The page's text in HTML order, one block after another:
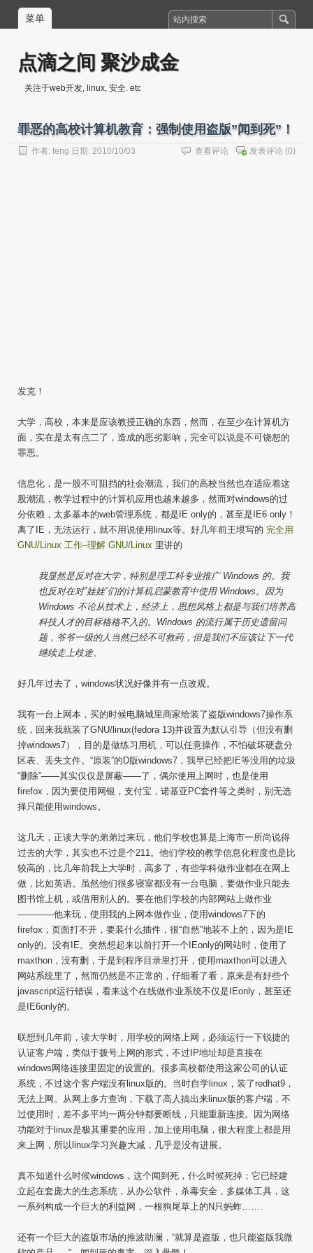
菜单
点滴之间 聚沙成金
关注于web开发, linux, 安全. etc
罪恶的高校计算机教育：强制使用盗版”闻到死”！
作者: feng 日期: 2010/10/03 发表评论 (0)
查看评论
发克！
大学，高校，本来是应该教授正确的东西，然而，在至少在计算机方
面，实在是太有点二了，造成的恶劣影响，完全可以说是不可饶恕的
罪恶。
信息化，是一股不可阻挡的社会潮流，我们的高校当然也在适应着这
股潮流，教学过程中的计算机应用也越来越多，然而对windows的过
分依赖，太多基本的web管理系统，都是IE only的，甚至是IE6 only！
离了IE，无法运行，就不用说使用linux等。好几年前王垠写的 完全用
GNU/Linux 工作–理解 GNU/Linux 里讲的
我显然是反对在大学，特别是理工科专业推广 Windows 的。我
也反对在对”娃娃”们的计算机启蒙教育中使用 Windows。因为
Windows 不论从技术上，经济上，思想风格上都是与我们培养高
科技人才的目标格格不入的。Windows 的流行属于历史遗留问
题，爷爷一级的人当然已经不可救药，但是我们不应该让下一代
继续走上歧途。
好几年过去了，windows状况好像并有一点改观。
我有一台上网本，买的时候电脑城里商家给装了盗版windows7操作系
统，回来我就装了GNU/linux(fedora 13)并设置为默认引导（但没有删
掉windows7），目的是做练习用机，可以任意操作，不怕破坏硬盘分
区表、丢失文件。“原装”的D版windows7，我早已经把IE等没用的垃圾
“删除”——其实仅仅是屏蔽——了，偶尔使用上网时，也是使用
firefox，因为要使用网银，支付宝，诺基亚PC套件等之类时，别无选
择只能使用windows。
这几天，正读大学的弟弟过来玩，他们学校也算是上海市一所尚说得
过去的大学，其实也不过是个211。他们学校的教学信息化程度也是比
较高的，比几年前我上大学时，高多了，有些学科做作业都在在网上
做，比如英语。虽然他们很多寝室都没有一台电脑，要做作业只能去
图书馆上机，或借用别人的。要在他们学校的内部网站上做作业
————他来玩，使用我的上网本做作业，使用windows7下的
firefox，页面打不开，要装什么插件，很“自然”地装不上的，因为是IE
only的。没有IE。突然想起来以前打开一个IEonly的网站时，使用了
maxthon，没有删，于是到程序目录里打开，使用maxthon可以进入
网站系统里了，然而仍然是不正常的，仔细看了看，原来是有好些个
javascript运行错误，看来这个在线做作业系统不仅是IEonly，甚至还
是IE6only的。
联想到几年前，读大学时，用学校的网络上网，必须运行一下锐捷的
认证客户端，类似于拨号上网的形式，不过IP地址却是直接在
windows网络连接里固定的设置的。很多高校都使用这家公司的认证
系统，不过这个客户端没有linux版的。当时自学linux，装了redhat9，
无法上网。从网上多方查询，下载了高人搞出来linux版的客户端，不
过使用时，差不多平均一两分钟都要断线，只能重新连接。因为网络
功能对于linux是极其重要的应用，加上使用电脑，很大程度上都是用
来上网，所以linux学习兴趣大减，几乎是没有进展。
真不知道什么时候windows，这个闻到死，什么时候死掉；它已经建
立起在套庞大的生态系统，从办公软件，杀毒安全，多媒体工具，这
一系列构成一个巨大的利益网，一根狗尾草上的N只蚂蚱…….
还有一个巨大的盗版市场的推波助澜，“就算是盗版，也只能盗版我微